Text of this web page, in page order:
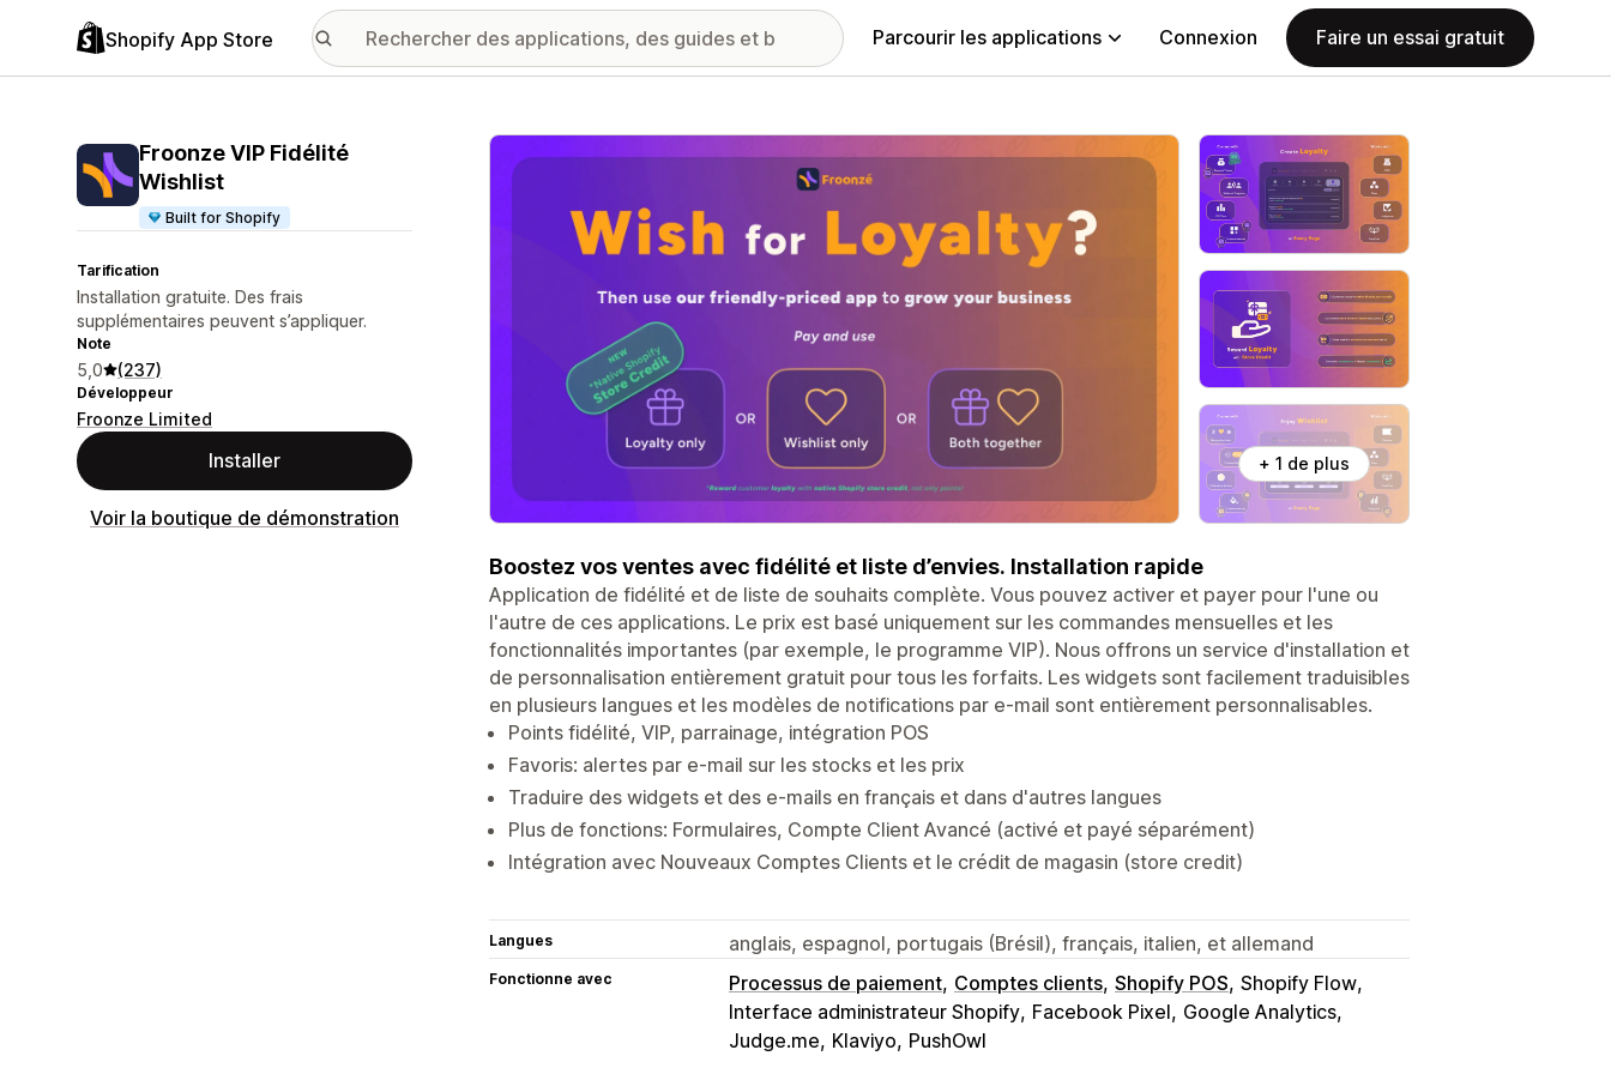
Shopify App Store Parcourir les applications Connexion Faire un essai gratuit
Froonze VIP Fidélité
Wishlist
Built for Shopify
Tarification
Installation gratuite. Des frais
supplémentaires peuvent s’appliquer.
Note
5,0 (237)
Développeur
Froonze Limited
Installer
Voir la boutique de démonstration
Galerie d’images vedette
+ 1 de plus
Boostez vos ventes avec fidélité et liste d’envies. Installation rapide
Application de fidélité et de liste de souhaits complète. Vous pouvez activer et payer pour l'une ou
l'autre de ces applications. Le prix est basé uniquement sur les commandes mensuelles et les
fonctionnalités importantes (par exemple, le programme VIP). Nous offrons un service d'installation et
de personnalisation entièrement gratuit pour tous les forfaits. Les widgets sont facilement traduisibles
en plusieurs langues et les modèles de notifications par e-mail sont entièrement personnalisables.
Points fidélité, VIP, parrainage, intégration POS
Favoris: alertes par e-mail sur les stocks et les prix
Traduire des widgets et des e-mails en français et dans d'autres langues
Plus de fonctions: Formulaires, Compte Client Avancé (activé et payé séparément)
Intégration avec Nouveaux Comptes Clients et le crédit de magasin (store credit)
Langues anglais, espagnol, portugais (Brésil), français, italien, et allemand
Fonctionne avec Processus de paiement Comptes clients Shopify POS Shopify Flow
Interface administrateur Shopify Facebook Pixel Google Analytics
Judge.me Klaviyo PushOwl